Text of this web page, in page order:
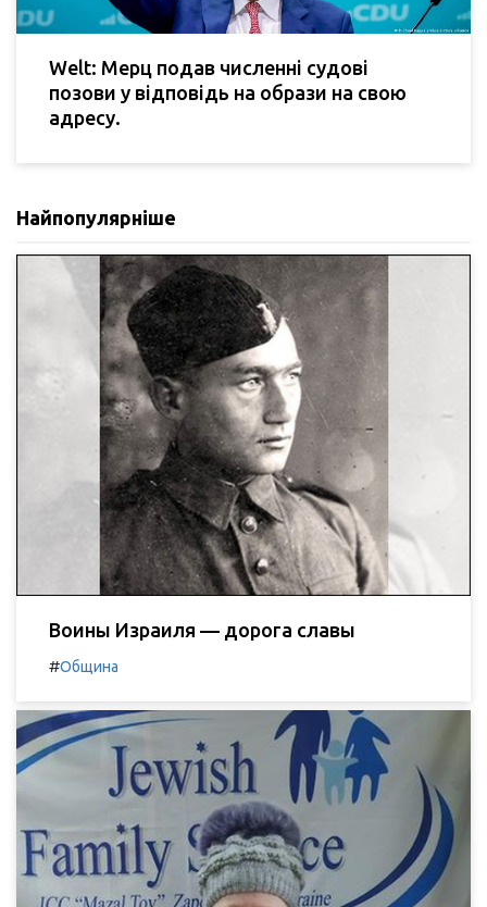
Welt: Мерц подав численні судові
позови у відповідь на образи на свою
адресу.
Найпопулярніше
Воины Израиля — дорога славы
#Община